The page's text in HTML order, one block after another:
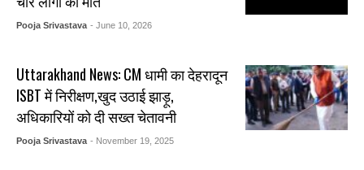
Pooja Srivastava - June 10, 2026
Uttarakhand News: CM धामी का देहरादून
ISBT में निरीक्षण,खुद उठाई झाड़ू,
अधिकारियों को दी सख्त चेतावनी
Pooja Srivastava - November 19, 2025